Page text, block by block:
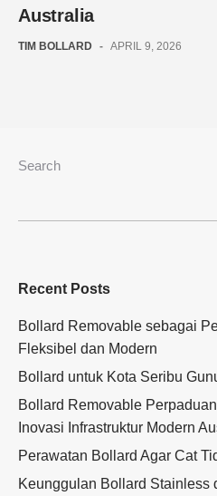
Australia
TIM BOLLARD - APRIL 9, 2026
Search
Recent Posts
Bollard Removable sebagai
Fleksibel dan Modern
Bollard untuk Kota Seribu
Bollard Removable
Inovasi Infrastruktur Modern
Perawatan Bollard Agar Cat
Keunggulan Bollard Stainless